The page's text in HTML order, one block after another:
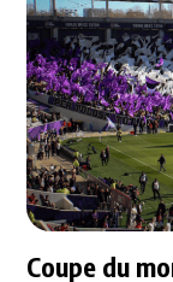
Coupe du